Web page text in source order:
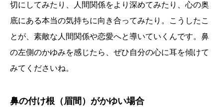
切にしてみたり、人間関係をより深めてみたり、心の奥
底にある本当の気持ちに向き合ってみたり。こうしたこ
とが、素敵な人間関係や恋愛へと導いていくんです。鼻
の左側のかゆみを感じたら、ぜひ自分の心に耳を傾けて
みてくださいね。
鼻の付け根（眉間）がかゆい場合